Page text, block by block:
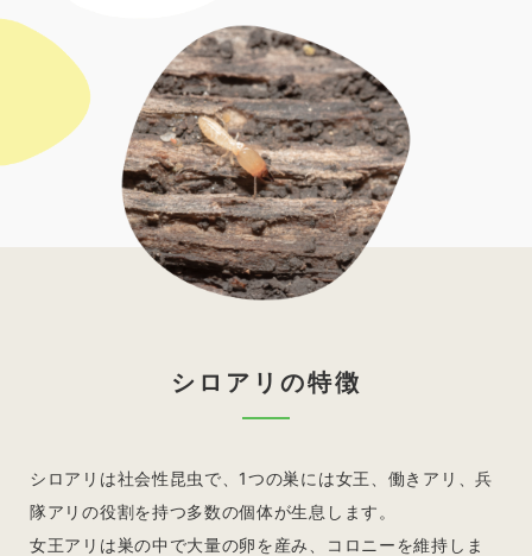
シロアリの特徴
シロアリは社会性昆虫で、1つの巣には女王、働きアリ、兵
隊アリの役割を持つ多数の個体が生息します。
女王アリは巣の中で大量の卵を産み、コロニーを維持しま